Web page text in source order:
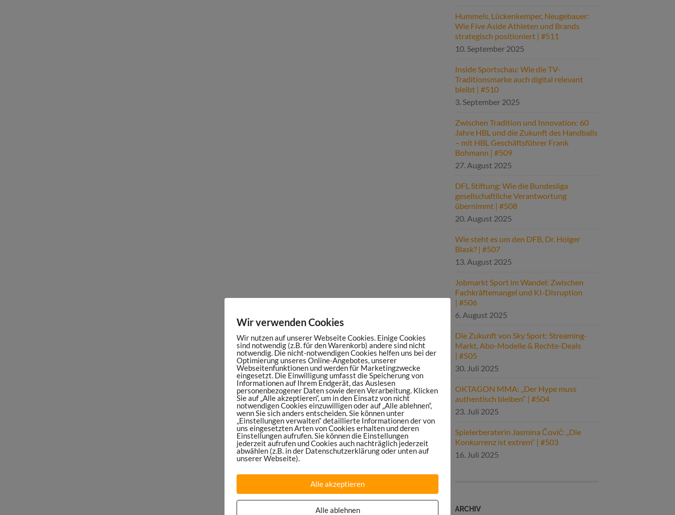
Hummels, Lückenkemper, Neugebauer:
Wie Five Aside Athleten und Brands
strategisch positioniert | #511
10. September 2025
Inside Sportschau: Wie die TV-
Traditionsmarke auch digital relevant
bleibt | #510
3. September 2025
Zwischen Tradition und Innovation: 60
Jahre HBL und die Zukunft des Handballs
– mit HBL Geschäftsführer Frank
Bohmann | #509
27. August 2025
DFL Stiftung: Wie die Bundesliga
gesellschaftliche Verantwortung
übernimmt | #508
20. August 2025
Wie steht es um den DFB, Dr. Holger
Blask? | #507
13. August 2025
Jobmarkt Sport im Wandel: Zwischen
Fachkräftemangel und KI-Disruption
| #506
6. August 2025
Die Zukunft von Sky Sport: Streaming-
Markt, Abo-Modelle & Rechte-Deals
| #505
30. Juli 2025
OKTAGON MMA: „Der Hype muss
authentisch bleiben“ | #504
23. Juli 2025
Spielerberaterin Jasmina Čović: „Die
Konkurrenz ist extrem“ | #503
16. Juli 2025
ARCHIV
Wir verwenden Cookies
Wir nutzen auf unserer Webseite Cookies. Einige Cookies
sind notwendig (z.B. für den Warenkorb) andere sind nicht
notwendig. Die nicht-notwendigen Cookies helfen uns bei der
Optimierung unseres Online-Angebotes, unserer
Webseitenfunktionen und werden für Marketingzwecke
eingesetzt. Die Einwilligung umfasst die Speicherung von
Informationen auf Ihrem Endgerät, das Auslesen
personenbezogener Daten sowie deren Verarbeitung. Klicken
Sie auf „Alle akzeptieren“, um in den Einsatz von nicht
notwendigen Cookies einzuwilligen oder auf „Alle ablehnen“,
wenn Sie sich anders entscheiden. Sie können unter
„Einstellungen verwalten“ detaillierte Informationen der von
uns eingesetzten Arten von Cookies erhalten und deren
Einstellungen aufrufen. Sie können die Einstellungen
jederzeit aufrufen und Cookies auch nachträglich jederzeit
abwählen (z.B. in der Datenschutzerklärung oder unten auf
unserer Webseite).
Alle akzeptieren
Alle ablehnen